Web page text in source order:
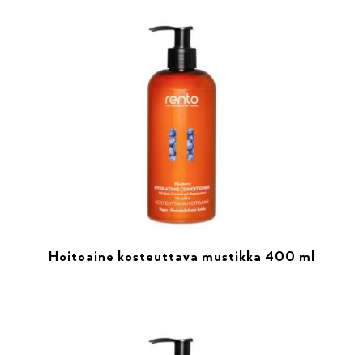
Hoitoaine kosteuttava mustikka 400 ml